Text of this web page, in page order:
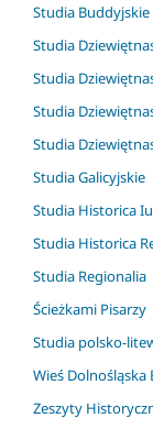
Studia Buddyjskie
Studia
Studia
Studia
Studia
Studia Galicyjskie
Studia Historica
Studia Historica
Studia Regionalia
Ścieżkami Pisarzy
Studia polsko-
Wieś Dolnośląska
Zeszyty